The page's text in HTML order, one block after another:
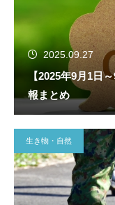
2025.09.27
【2025年9月1日
報まとめ
生き物・自然